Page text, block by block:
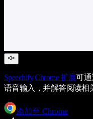
Speechify Chrome 扩展可通
语音输入，并解答阅读相
添加至 Chrome